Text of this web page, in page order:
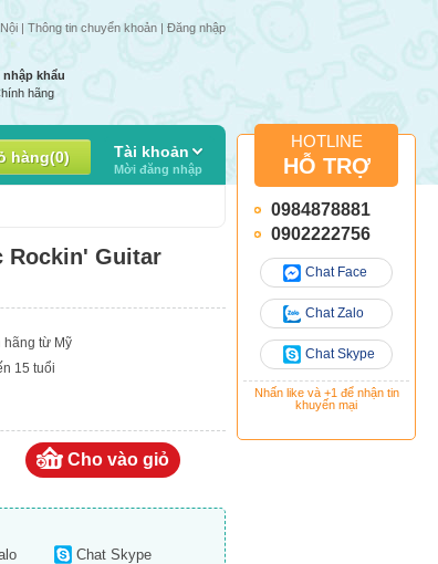
1 số mặt hàng có thể thay đổi do giá nhập thay đổi
| Thông tin chuyển khoản | Đăng nhập
HOTLINE
HỖ TRỢ
0984878881
0902222756
Chat Face
Chat Zalo
Chat Skype
Nhấn like và +1 để nhận tin
khuyến mại
nhập khẩu
hãng
hàng(0) Tài khoản
Mời đăng nhập
Rockin' Guitar
hãng từ Mỹ
15 tuổi
Chat Skype